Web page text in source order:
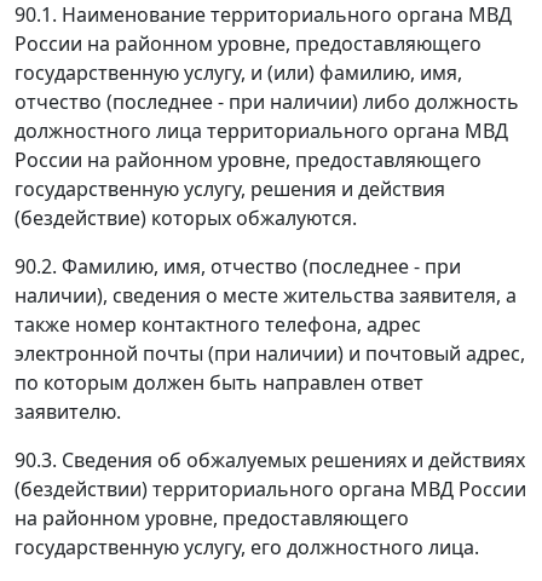
90.1. Наименование территориального органа МВД
России на районном уровне, предоставляющего
государственную услугу, и (или) фамилию, имя,
отчество (последнее - при наличии) либо должность
должностного лица территориального органа МВД
России на районном уровне, предоставляющего
государственную услугу, решения и действия
(бездействие) которых обжалуются.
90.2. Фамилию, имя, отчество (последнее - при
наличии), сведения о месте жительства заявителя, а
также номер контактного телефона, адрес
электронной почты (при наличии) и почтовый адрес,
по которым должен быть направлен ответ
заявителю.
90.3. Сведения об обжалуемых решениях и действиях
(бездействии) территориального органа МВД России
на районном уровне, предоставляющего
государственную услугу, его должностного лица.